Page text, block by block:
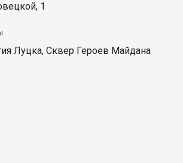
1
Луцка, Сквер Героев Майдана